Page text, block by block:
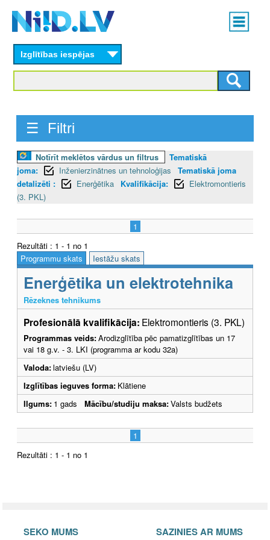
content
Main
menu
Izglītības iespējas
☰ Filtri
Notīrīt meklētos vārdus un filtrus
Tematiskā
joma:
Inženierzinātnes un tehnoloģijas
Tematiskā joma
detalizēti :
Enerģētika Kvalifikācija:
Elektromontieris
(3. PKL)
1
Rezultāti : 1 - 1 no 1
Programmu skats
Iestāžu skats
Enerģētika un elektrotehnika
Rēzeknes tehnikums
Profesionālā kvalifikācija: Elektromontieris (3. PKL)
Programmas veids:Arodizglītība pēc pamatizglītības un 17
vai 18 g.v. - 3. LKI (programma ar kodu 32a)
Valoda:latviešu (LV)
Izglītības ieguves forma: Klātiene
Ilgums: 1 gads Mācību/studiju maksa:Valsts budžets
1
Rezultāti : 1 - 1 no 1
SEKO MUMS SAZINIES AR MUMS